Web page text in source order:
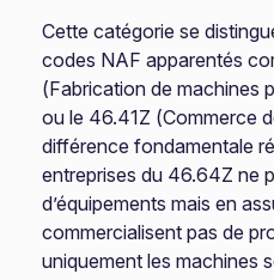
Cette catégorie se
codes NAF apparentés
(Fabrication de machines
ou le 46.41Z (Commerce
différence fondamentale
entreprises du 46.64Z ne
d’équipements mais en
commercialisent pas de
uniquement les machines